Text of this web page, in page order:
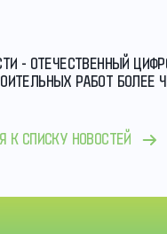
- ОТЕЧЕСТВЕННЫЙ
РАБОТ БОЛЕЕ
К СПИСКУ НОВОСТЕЙ